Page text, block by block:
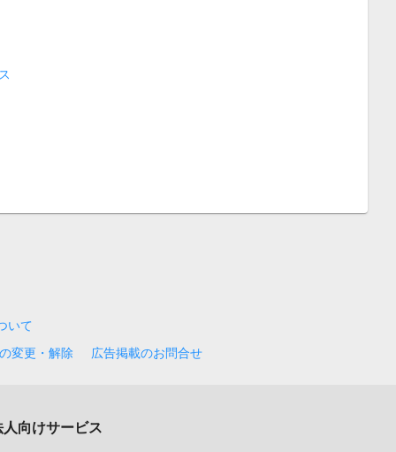
いて
変更・解除 広告掲載のお問合せ
人向けサービス